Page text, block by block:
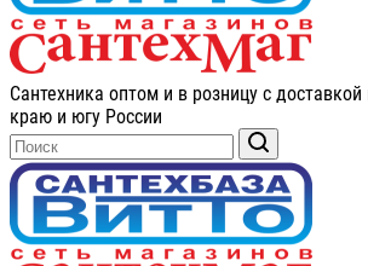
Сантехника оптом и в розницу с
краю и югу России